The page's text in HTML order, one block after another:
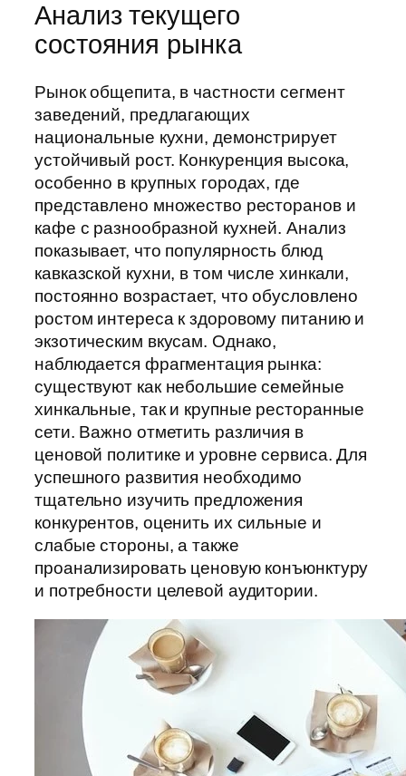
Анализ текущего
состояния рынка
Рынок общепита, в частности сегмент
заведений, предлагающих
национальные кухни, демонстрирует
устойчивый рост. Конкуренция высока,
особенно в крупных городах, где
представлено множество ресторанов и
кафе с разнообразной кухней. Анализ
показывает, что популярность блюд
кавказской кухни, в том числе хинкали,
постоянно возрастает, что обусловлено
ростом интереса к здоровому питанию и
экзотическим вкусам. Однако,
наблюдается фрагментация рынка:
существуют как небольшие семейные
хинкальные, так и крупные ресторанные
сети. Важно отметить различия в
ценовой политике и уровне сервиса. Для
успешного развития необходимо
тщательно изучить предложения
конкурентов, оценить их сильные и
слабые стороны, а также
проанализировать ценовую конъюнктуру
и потребности целевой аудитории.